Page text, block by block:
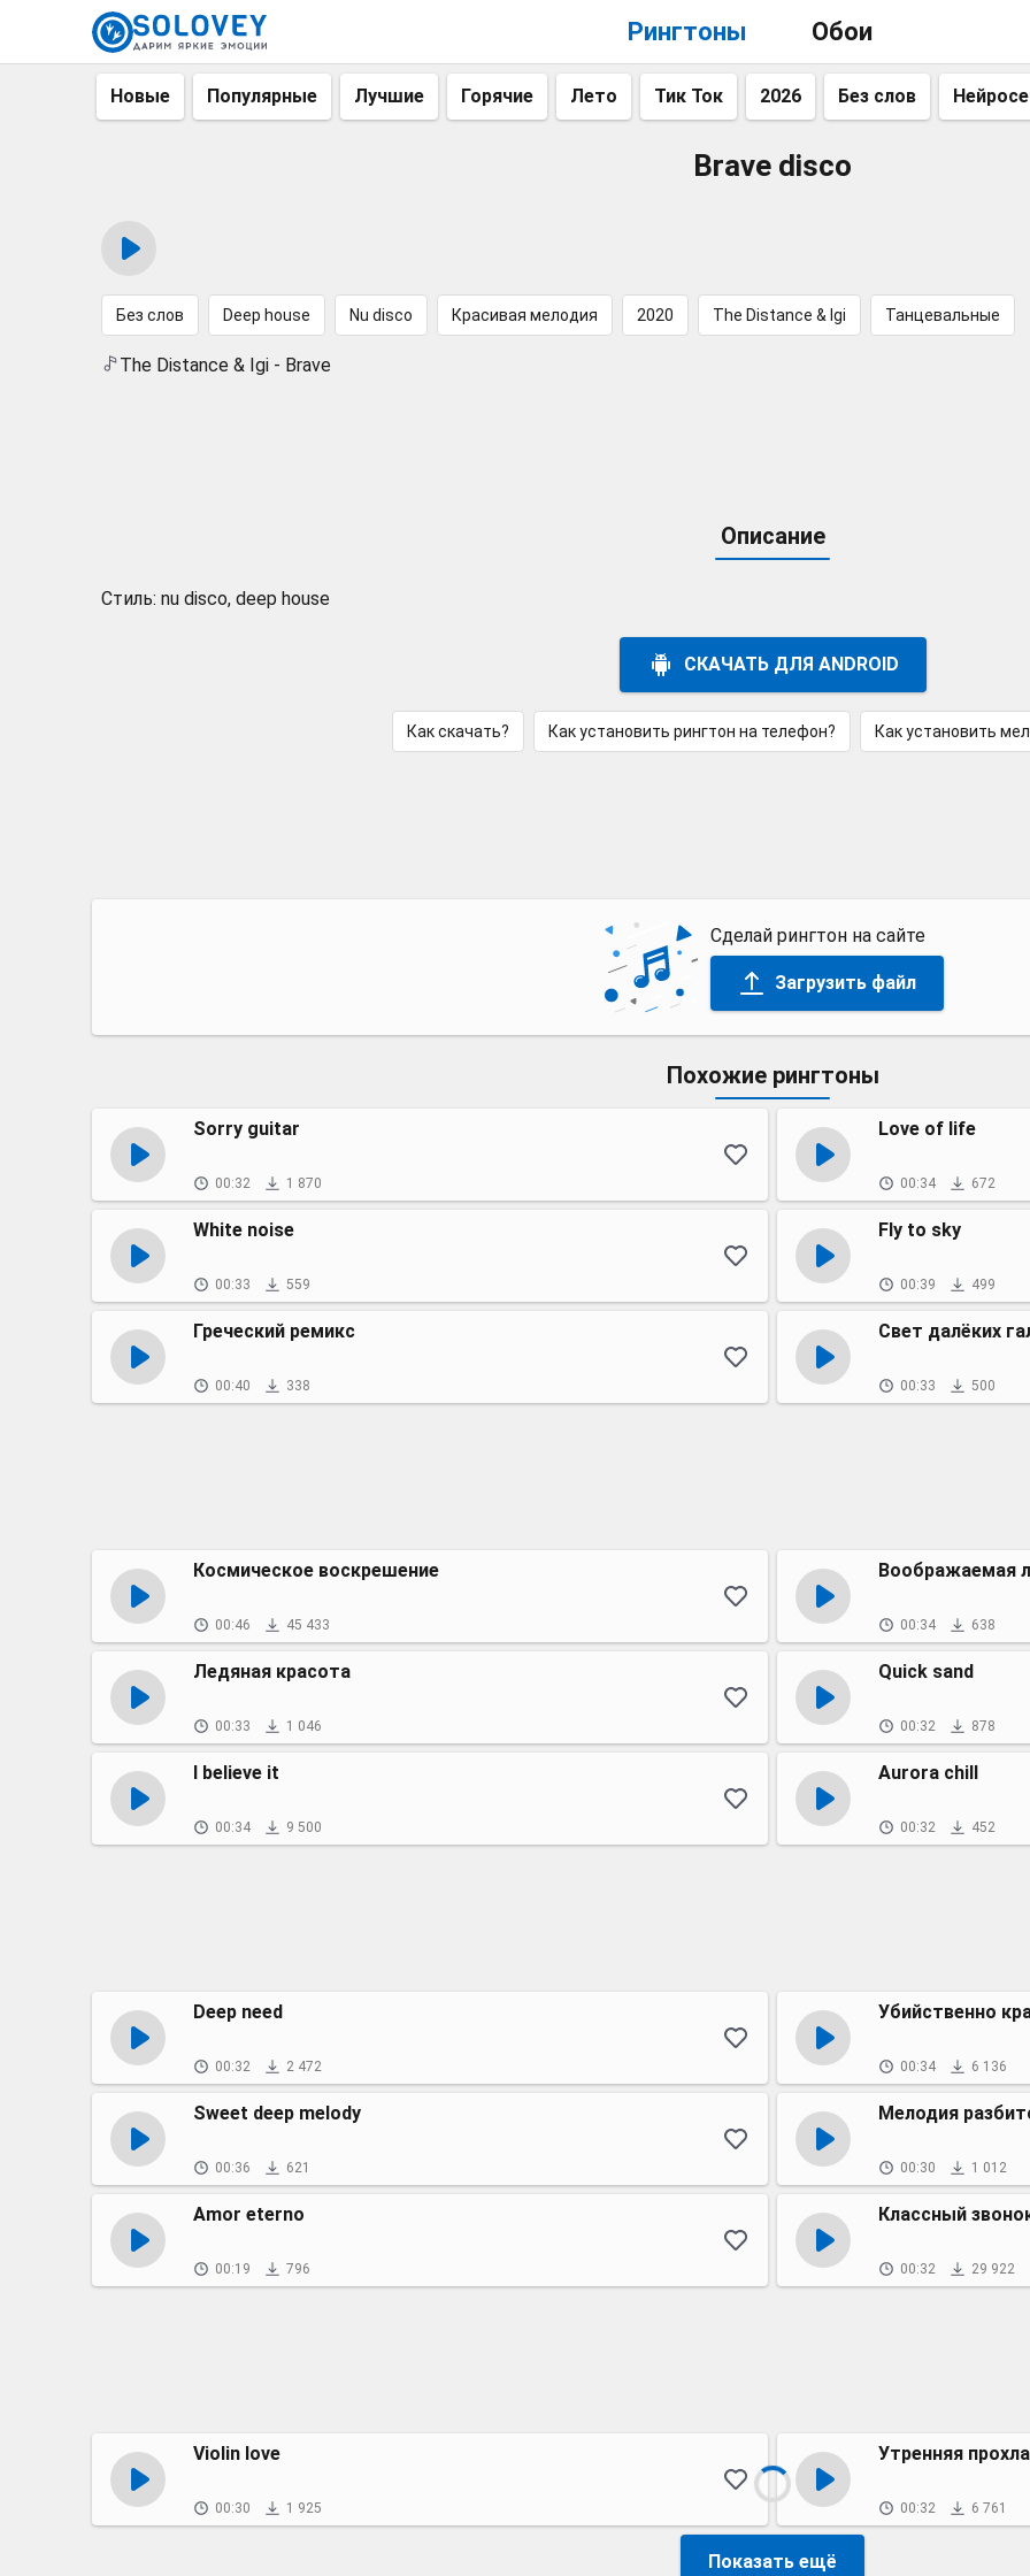
Рингтоны Обои
Новые Популярные Лучшие Горячие Лето Тик Ток 2026 Без слов
Brave disco
Без слов Deep house Nu disco Красивая мелодия 2020 The Distance & Igi Танцевальные
The Distance & Igi - Brave
Описание
Стиль: nu disco, deep house
СКАЧАТЬ ДЛЯ ANDROID
Как скачать? Как установить рингтон на телефон? Как установить
Сделай рингтон на сайте
Загрузить файл
Похожие рингтоны
Sorry guitar
00:32 1 870
Love of life
00:34 672
White noise
00:33 559
Fly to sky
00:39 499
Греческий ремикс
00:40 338
Свет далёких
00:33 500
Космическое воскрешение
00:46 45 433
Воображаемая
00:34 638
Ледяная красота
00:33 1 046
Quick sand
00:32 878
I believe it
00:34 9 500
Aurora chill
00:32 452
Deep need
00:32 2 472
Убийственно
00:34 6 136
Sweet deep melody
00:36 621
Мелодия
00:30 1 012
Amor eterno
00:19 796
Классный
00:32 29 922
Violin love
00:30 1 925
Утренняя
00:32 6 761
Показать ещё